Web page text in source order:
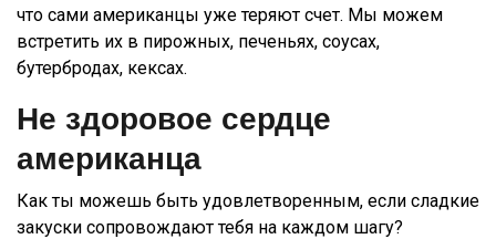
что сами американцы уже теряют счет. Мы можем
встретить их в пирожных, печеньях, соусах,
бутербродах, кексах.
Не здоровое сердце
американца
Как ты можешь быть удовлетворенным, если сладкие
закуски сопровождают тебя на каждом шагу?